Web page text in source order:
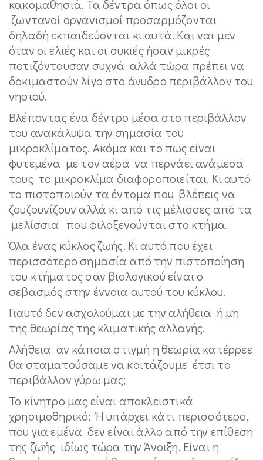
κακομαθησιά. Τα δέντρα όπως όλοι οι
ζωντανοί οργανισμοί προσαρμόζονται
δηλαδή εκπαιδεύονται κι αυτά. Και ναι μεν
όταν οι ελιές και οι συκιές ήσαν μικρές
ποτιζόντουσαν συχνά αλλά τώρα πρέπει να
δοκιμαστούν λίγο στο άνυδρο περιβάλλον του
νησιού.
Βλέποντας ένα δέντρο μέσα στο περιβάλλον
του ανακάλυψα την σημασία του
μικροκλίματος. Ακόμα και το πως είναι
φυτεμένα με τον αέρα να περνάει ανάμεσα
τους το μικροκλίμα διαφοροποιείται. Κι αυτό
το πιστοποιούν τα έντομα που βλέπεις να
ζουζουνίζουν αλλά κι από τις μέλισσες από τα
μελίσσια που φιλοξενούνται στο κτήμα.
Όλα ένας κύκλος ζωής. Κι αυτό που έχει
περισσότερο σημασία από την πιστοποίηση
του κτήματος σαν βιολογικού είναι ο
σεβασμός στην έννοια αυτού του κύκλου.
Γιαυτό δεν ασχολούμαι με την αλήθεια ή μη
της θεωρίας της κλιματικής αλλαγής.
Αλήθεια αν κάποια στιγμή η θεωρία κατέρρεε
θα σταματούσαμε να κοιτάζουμε έτσι το
περιβάλλον γύρω μας;
Το κίνητρο μας είναι αποκλειστικά
χρησιμοθηρικό; Ή υπάρχει κάτι περισσότερο,
που για εμένα δεν είναι άλλο από την επίθεση
της ζωής ιδίως τώρα την Άνοιξη. Είναι η